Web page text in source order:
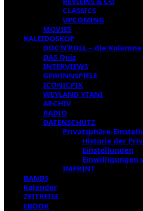
CLASSICS
UPCOMING
MOVIES
KALEIDOSKOP
DOC’N’ROLL – die Kolumne
DAS Quiz
INTERVIEWS
GEWINNSPIELE
ICONICPIX
WEYLAND YTANI
ARCHIV
RADIO
DATENSCHUTZ
Privatsphäre-
Historie der
Einstellungen
Einwilligungen
IMPRINT
BANDS
Kalender
ZEITREISE
EBOOK